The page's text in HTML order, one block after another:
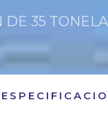
DE 35